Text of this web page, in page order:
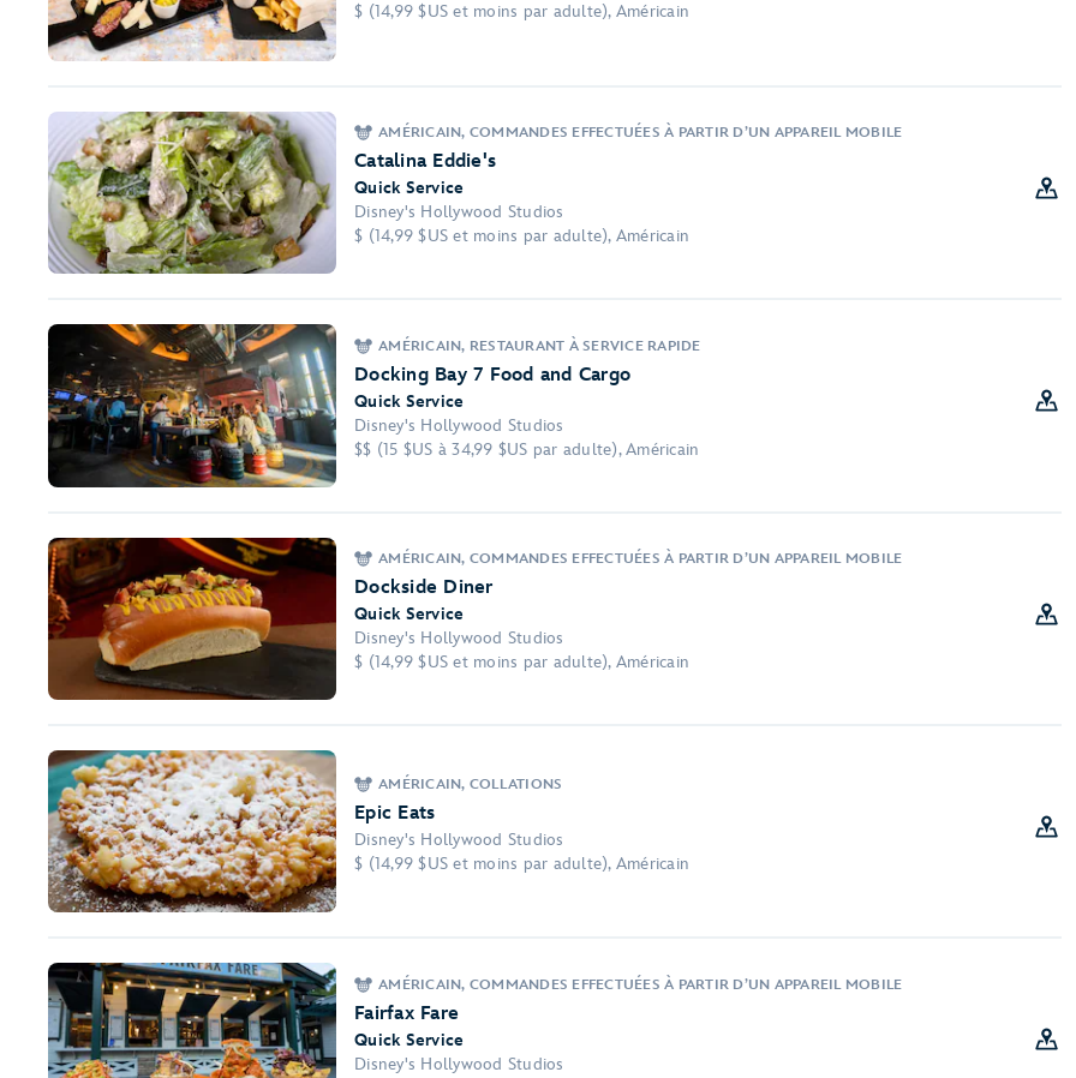
$ (14,99 $US et moins par adulte), Américain
AMÉRICAIN, COMMANDES EFFECTUÉES À PARTIR D’UN APPAREIL MOBILE
Catalina Eddie's
Quick Service
Disney's Hollywood Studios
$ (14,99 $US et moins par adulte), Américain
AMÉRICAIN, RESTAURANT À SERVICE RAPIDE
Docking Bay 7 Food and Cargo
Quick Service
Disney's Hollywood Studios
$$ (15 $US à 34,99 $US par adulte), Américain
AMÉRICAIN, COMMANDES EFFECTUÉES À PARTIR D’UN APPAREIL MOBILE
Dockside Diner
Quick Service
Disney's Hollywood Studios
$ (14,99 $US et moins par adulte), Américain
AMÉRICAIN, COLLATIONS
Epic Eats
Disney's Hollywood Studios
$ (14,99 $US et moins par adulte), Américain
AMÉRICAIN, COMMANDES EFFECTUÉES À PARTIR D’UN APPAREIL MOBILE
Fairfax Fare
Quick Service
Disney's Hollywood Studios